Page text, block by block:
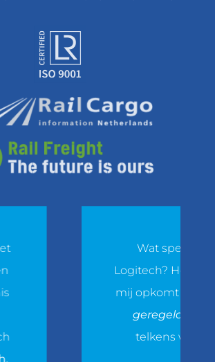
Wat speciaal is aan
Logitech? Het eerste dat
mij opkomt issnel en
geregeld.Je ziet het
telkens weer terug.